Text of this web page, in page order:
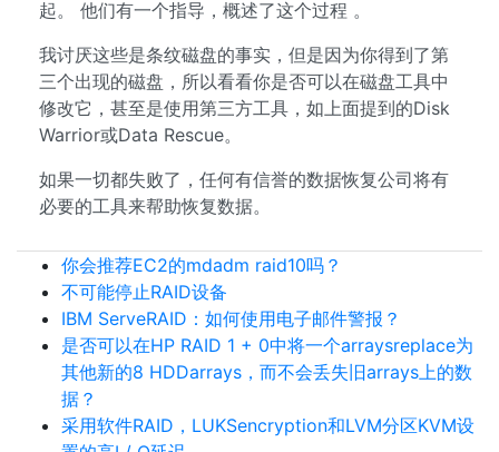
起。 他们有一个指导，概述了这个过程 。
我讨厌这些是条纹磁盘的事实，但是因为你得到了第
三个出现的磁盘，所以看看你是否可以在磁盘工具中
修改它，甚至是使用第三方工具，如上面提到的Disk
Warrior或Data Rescue。
如果一切都失败了，任何有信誉的数据恢复公司将有
必要的工具来帮助恢复数据。
你会推荐EC2的mdadm raid10吗？
不可能停止RAID设备
IBM ServeRAID：如何使用电子邮件警报？
是否可以在HP RAID 1 + 0中将一个arraysreplace为
其他新的8 HDDarrays，而不会丢失旧arrays上的数
据？
采用软件RAID，LUKSencryption和LVM分区KVM设